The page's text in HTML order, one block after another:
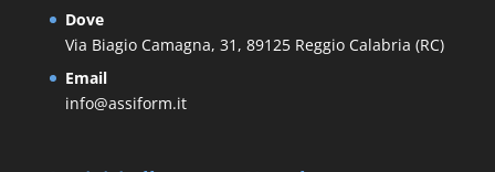
Dove
Via Biagio Camagna, 31, 89125 Reggio Calabria (RC)
Email
info@assiform.it